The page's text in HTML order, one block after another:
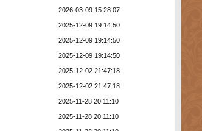
2026-03-09 15:28:07
2025-12-09 19:14:50
2025-12-09 19:14:50
2025-12-09 19:14:50
2025-12-02 21:47:18
2025-12-02 21:47:18
2025-11-28 20:11:10
2025-11-28 20:11:10